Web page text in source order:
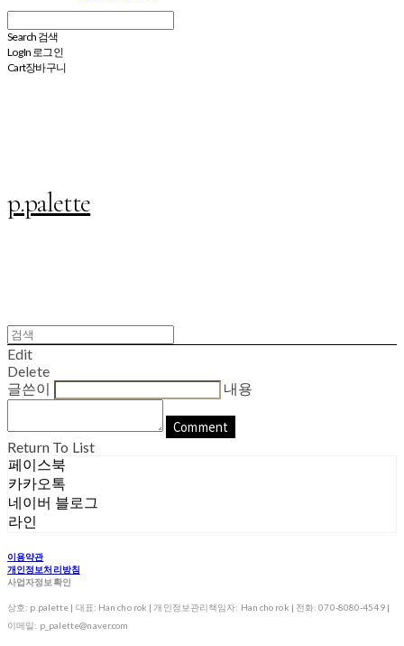
Search 검색
Log In 로그인
Cart장바구니
p.palette
Edit
Delete
글쓴이
내용
Comment
Return To List
페이스북
카카오톡
네이버 블로그
라인
이용약관
개인정보처리방침
사업자정보확인
상호: p.palette | 대표: Han cho rok | 개인정보관리책임자: Han cho rok | 전화: 070-8080-4549 |
이메일: p_palette@naver.com